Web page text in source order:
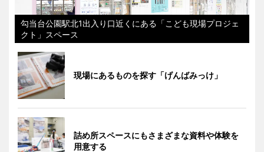
勾当台公園駅北1出入り口近くにある「こども現場プロジェ
クト」スペース
現場にあるものを探す「げんばみっけ」
詰め所スペースにもさまざまな資料や体験を
用意する